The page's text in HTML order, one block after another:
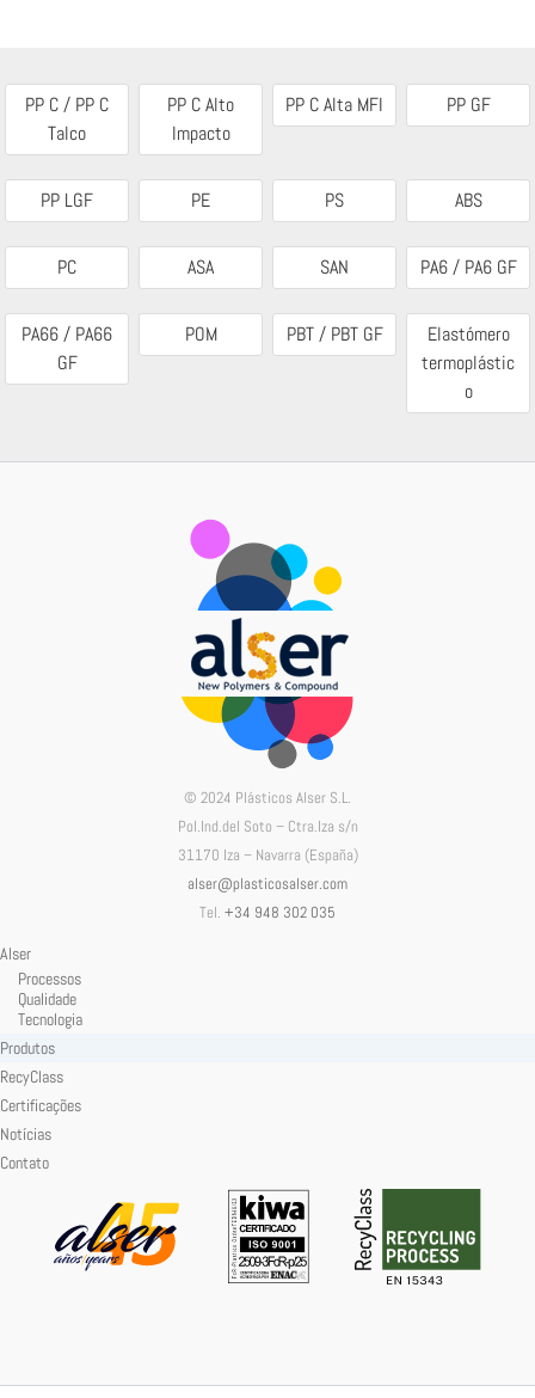
PP C / PP C
Talco
PP C Alto
Impacto
PP C Alta MFI PP GF
PP LGF PE PS ABS
PC ASA SAN PA6 / PA6 GF
PA66 / PA66
GF
POM PBT / PBT GF
Elastómero
termoplástic
o
© 2024 Plásticos Alser S.L.
Pol.Ind.del Soto – Ctra.Iza s/n
31170 Iza – Navarra (España)
alser@plasticosalser.com
Tel. +34 948 302 035
Alser
Processos
Qualidade
Tecnologia
Produtos
RecyClass
Certificações
Notícias
Contato